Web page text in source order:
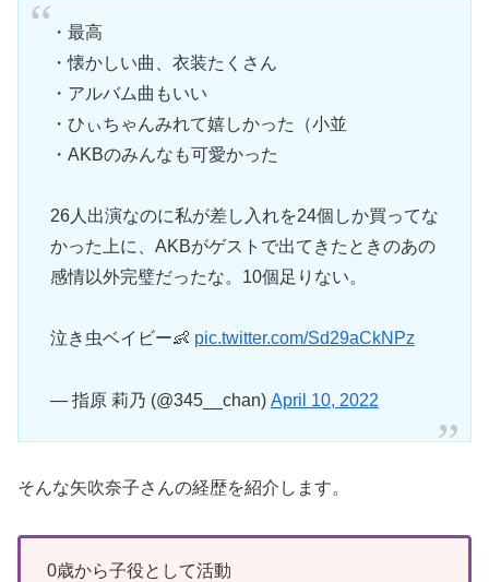
・最高
・懐かしい曲、衣装たくさん
・アルバム曲もいい
・ひぃちゃんみれて嬉しかった（小並
・AKBのみんなも可愛かった
26人出演なのに私が差し入れを24個しか買ってな
かった上に、AKBがゲストで出てきたときのあの
感情以外完璧だったな。10個足りない。
泣き虫ベイビー👶 pic.twitter.com/Sd29aCkNPz
— 指原 莉乃 (@345__chan) April 10, 2022
そんな矢吹奈子さんの経歴を紹介します。
0歳から子役として活動